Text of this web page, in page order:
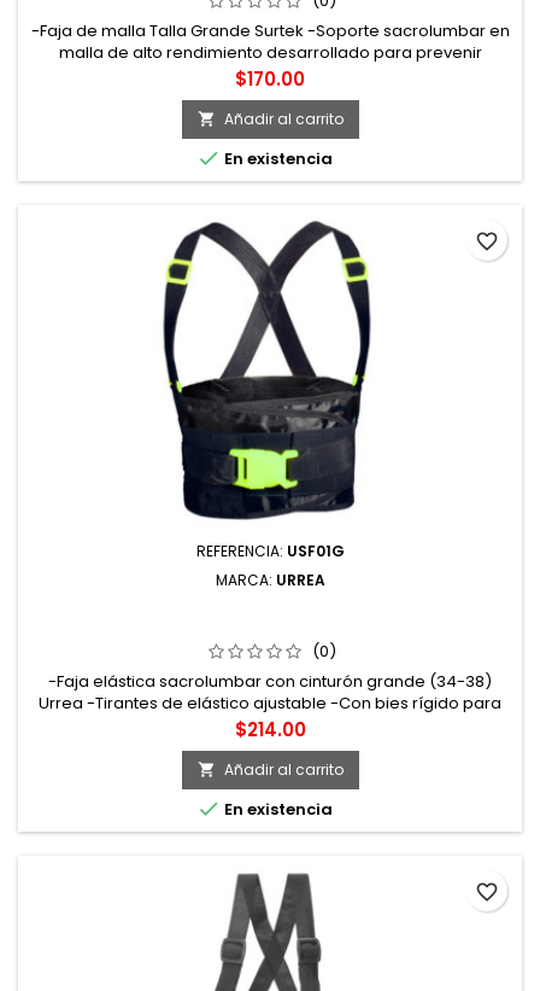
-Faja de malla Talla Grande Surtek -Soporte sacrolumbar en
malla de alto rendimiento desarrollado para prevenir
lesiones en la espalda baja -4 varillas flexibles en la zona
lumbar reforzada con una banda elástica para lograr mayor
ajuste -Marca Surtek
Precio
$170.00
 Añadir al carrito
 En existencia
REFERENCIA: USF01G
MARCA: URREA
(0)
-Faja elástica sacrolumbar con cinturón grande (34-38)
Urrea -Tirantes de elástico ajustable -Con bies rígido para
evitar cualquier deformación en el producto -Cinturón rígido
reforzado -Banda elástica de ajuste. Sistema de sujeción
con Velcro® -Fabricada con resistentes varillas flexibles que
brindan soporte en la región sacrolumbar y ajuste en el...
Precio
$214.00
 Añadir al carrito
 En existencia
favorite_border
favorite_border